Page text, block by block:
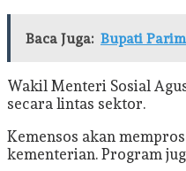
Baca Juga: Bupati
Wakil Menteri Sosial
secara lintas sektor.
Kemensos akan
kementerian. Program